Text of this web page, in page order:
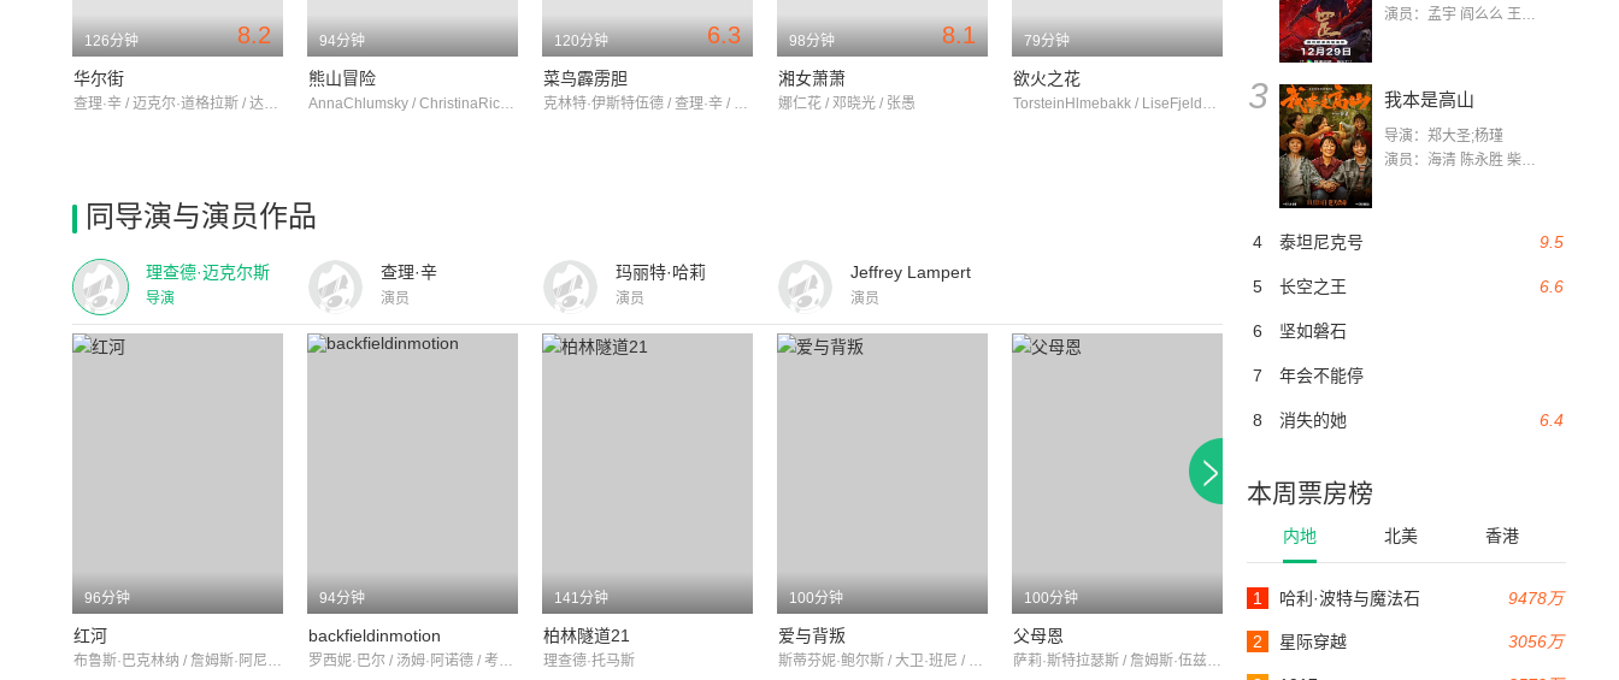
演员：孟宇 阎么么 王凯 郭政建 阎萌萌 杨默 高枫 齐斯伽 刘芊含 马程
3 我本是高山
导演：郑大圣;杨瑾
演员：海清 陈永胜 柴烨 王玥婷 万国鹏 美朵达瓦 赵瑞婷 罗解艳 郭莉娜 潘家艳
9.5
4 泰坦尼克号
6.6
5 长空之王
6 坚如磐石
7 年会不能停
6.4
8 消失的她
本周票房榜
内地 北美 香港
9478万
1 哈利·波特与魔法石
3056万
2 星际穿越
8.2
126分钟
华尔街
查理·辛 / 迈克尔·道格拉斯 / 达丽尔·汉纳
94分钟
熊山冒险
AnnaChlumsky / ChristinaRicci / 戴安娜·斯卡尔维德
6.3
120分钟
菜鸟霹雳胆
克林特·伊斯特伍德 / 查理·辛 / 劳尔·胡里亚
8.1
98分钟
湘女萧萧
娜仁花 / 邓晓光 / 张愚
79分钟
欲火之花
TorsteinHlmebakk / LiseFjeldstad / KarolineWaal
同导演与演员作品
理查德·迈克尔斯
导演
查理·辛
演员
玛丽特·哈莉
演员
Jeffrey Lampert
演员
96分钟
红河
布鲁斯·巴克林纳 / 詹姆斯·阿尼斯 / 格雷戈里·哈里森
94分钟
backfieldinmotion
罗西妮·巴尔 / 汤姆·阿诺德 / 考林·加普
141分钟
柏林隧道21
理查德·托马斯
100分钟
爱与背叛
斯蒂芬妮·鲍尔斯 / 大卫·班尼 / 阿曼达·彼得森
100分钟
父母恩
萨莉·斯特拉瑟斯 / 詹姆斯·伍兹 / 兰蒂·海勒
100分钟 94分钟
拳王心